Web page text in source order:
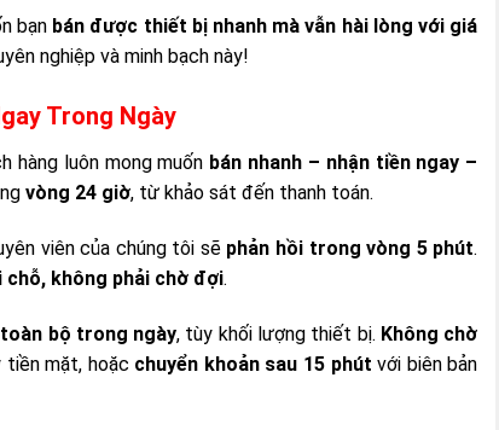
bạn bán được thiết bị nhanh mà vẫn hài lòng với giá
nghiệp và minh bạch này!
Trong Ngày
hàng luôn mong muốn bán nhanh – nhận tiền ngay –
vòng 24 giờ, từ khảo sát đến thanh toán.
viên của chúng tôi sẽ phản hồi trong vòng 5 phút.
chỗ, không phải chờ đợi.
bộ trong ngày, tùy khối lượng thiết bị. Không chờ
tiền mặt, hoặc chuyển khoản sau 15 phút với biên bản